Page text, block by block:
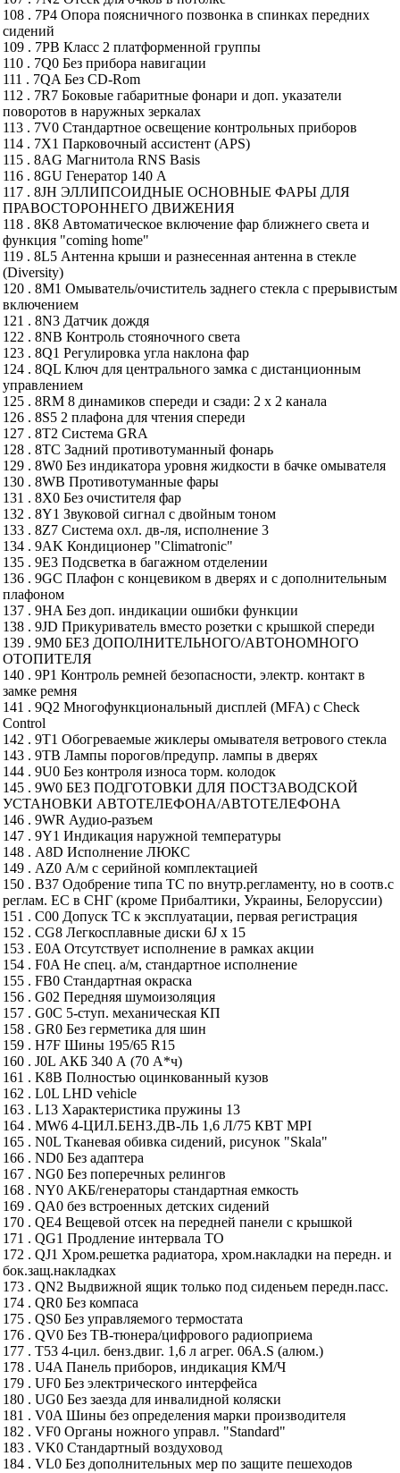
108 . 7P4 Опора поясничного позвонка в спинках передних
сидений
109 . 7PB Класс 2 платформенной группы
110 . 7Q0 Без прибора навигации
111 . 7QA Без CD-Rom
112 . 7R7 Боковые габаритные фонари и доп. указатели
поворотов в наружных зеркалах
113 . 7V0 Стандартное освещение контрольных приборов
114 . 7X1 Парковочный ассистент (APS)
115 . 8AG Магнитола RNS Basis
116 . 8GU Генератор 140 А
117 . 8JH ЭЛЛИПСОИДНЫЕ ОСНОВНЫЕ ФАРЫ ДЛЯ
ПРАВОСТОРОННЕГО ДВИЖЕНИЯ
118 . 8K8 Автоматическое включение фар ближнего света и
функция "coming home"
119 . 8L5 Антенна крыши и разнесенная антенна в стекле
(Diversity)
120 . 8M1 Омыватель/очиститель заднего стекла с прерывистым
включением
121 . 8N3 Датчик дождя
122 . 8NB Контроль стояночного света
123 . 8Q1 Регулировка угла наклона фар
124 . 8QL Ключ для центрального замка с дистанционным
управлением
125 . 8RM 8 динамиков спереди и сзади: 2 х 2 канала
126 . 8S5 2 плафона для чтения спереди
127 . 8T2 Система GRA
128 . 8TC Задний противотуманный фонарь
129 . 8W0 Без индикатора уровня жидкости в бачке омывателя
130 . 8WB Противотуманные фары
131 . 8X0 Без очистителя фар
132 . 8Y1 Звуковой сигнал с двойным тоном
133 . 8Z7 Система охл. дв-ля, исполнение 3
134 . 9AK Кондиционер "Climatronic"
135 . 9E3 Подсветка в багажном отделении
136 . 9GC Плафон с концевиком в дверях и с дополнительным
плафоном
137 . 9HA Без доп. индикации ошибки функции
138 . 9JD Прикуриватель вместо розетки с крышкой спереди
139 . 9M0 БЕЗ ДОПОЛНИТЕЛЬНОГО/АВТОНОМНОГО
ОТОПИТЕЛЯ
140 . 9P1 Контроль ремней безопасности, электр. контакт в
замке ремня
141 . 9Q2 Многофункциональный дисплей (MFA) с Check
Control
142 . 9T1 Обогреваемые жиклеры омывателя ветрового стекла
143 . 9TB Лампы порогов/предупр. лампы в дверях
144 . 9U0 Без контроля износа торм. колодок
145 . 9W0 БЕЗ ПОДГОТОВКИ ДЛЯ ПОСТЗАВОДСКОЙ
УСТАНОВКИ АВТОТЕЛЕФОНА/АВТОТЕЛЕФОНА
146 . 9WR Аудио-разъем
147 . 9Y1 Индикация наружной температуры
148 . A8D Исполнение ЛЮКС
149 . AZ0 А/м с серийной комплектацией
150 . B37 Одобрение типа ТС по внутр.регламенту, но в соотв.с
реглам. ЕС в СНГ (кроме Прибалтики, Украины, Белоруссии)
151 . C00 Допуск ТС к эксплуатации, первая регистрация
152 . CG8 Легкосплавные диски 6J x 15
153 . E0A Отсутствует исполнение в рамках акции
154 . F0A Не спец. а/м, стандартное исполнение
155 . FB0 Стандартная окраска
156 . G02 Передняя шумоизоляция
157 . G0C 5-ступ. механическая КП
158 . GR0 Без герметика для шин
159 . H7F Шины 195/65 R15
160 . J0L АКБ 340 А (70 А*ч)
161 . K8B Полностью оцинкованный кузов
162 . L0L LHD vehicle
163 . L13 Характеристика пружины 13
164 . MW6 4-ЦИЛ.БЕНЗ.ДВ-ЛЬ 1,6 Л/75 КВТ MPI
165 . N0L Тканевая обивка сидений, рисунок "Skala"
166 . ND0 Без адаптера
167 . NG0 Без поперечных релингов
168 . NY0 АКБ/генераторы стандартная емкость
169 . QA0 без встроенных детских сидений
170 . QE4 Вещевой отсек на передней панели с крышкой
171 . QG1 Продление интервала ТО
172 . QJ1 Хром.решетка радиатора, хром.накладки на передн. и
бок.защ.накладках
173 . QN2 Выдвижной ящик только под сиденьем передн.пасс.
174 . QR0 Без компаса
175 . QS0 Без управляемого термостата
176 . QV0 Без ТВ-тюнера/цифрового радиоприема
177 . T53 4-цил. бенз.двиг. 1,6 л агрег. 06A.S (алюм.)
178 . U4A Панель приборов, индикация КМ/Ч
179 . UF0 Без электрического интерфейса
180 . UG0 Без заезда для инвалидной коляски
181 . V0A Шины без определения марки производителя
182 . VF0 Органы ножного управл. "Standard"
183 . VK0 Стандартный воздуховод
184 . VL0 Без дополнительных мер по защите пешеходов